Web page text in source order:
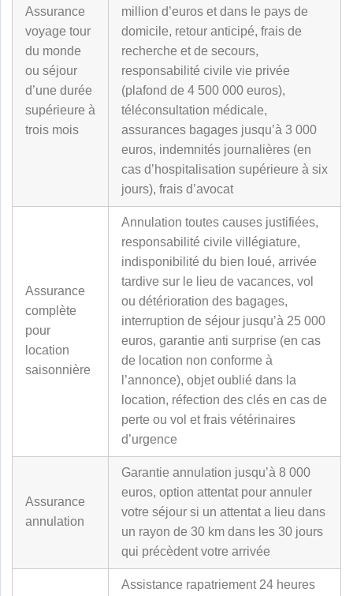
Assurance
voyage tour
du monde
ou séjour
d’une durée
supérieure à
trois mois
million d’euros et dans le pays de
domicile, retour anticipé, frais de
recherche et de secours,
responsabilité civile vie privée
(plafond de 4 500 000 euros),
téléconsultation médicale,
assurances bagages jusqu’à 3 000
euros, indemnités journalières (en
cas d’hospitalisation supérieure à six
jours), frais d’avocat
Assurance
complète
pour
location
saisonnière
Annulation toutes causes justifiées,
responsabilité civile villégiature,
indisponibilité du bien loué, arrivée
tardive sur le lieu de vacances, vol
ou détérioration des bagages,
interruption de séjour jusqu’à 25 000
euros, garantie anti surprise (en cas
de location non conforme à
l’annonce), objet oublié dans la
location, réfection des clés en cas de
perte ou vol et frais vétérinaires
d’urgence
Assurance
annulation
Garantie annulation jusqu’à 8 000
euros, option attentat pour annuler
votre séjour si un attentat a lieu dans
un rayon de 30 km dans les 30 jours
qui précèdent votre arrivée
Assistance rapatriement 24 heures